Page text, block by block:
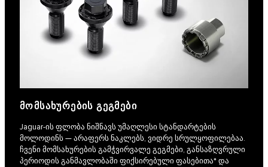
ᲛᲝᲛᲡᲐᲮᲣᲠᲔᲑᲘᲡ ᲒᲔᲒᲛᲔᲑᲘ
Jaguar-ის ფლობა ნიშნავს უმაღლესი სტანდარტების
მოლოდინს — არაფერს ნაკლებს, ვიდრე სრულყოფილებაა.
ჩვენი მომსახურების გამჭვირვალე გეგმები, განსაზღვრული
პერიოდის განმავლობაში ფიქსირებული ფასებითა* და